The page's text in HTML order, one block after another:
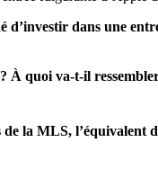
d’investir dans une
À quoi va-t-il
la MLS, l’équivalent